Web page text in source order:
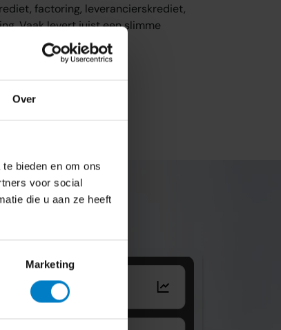
Over
bieden en om ons
voor social
die u aan ze heeft
Marketing
factoring, leverancierskrediet,
Vaak levert juist een slimme
resultaat op.